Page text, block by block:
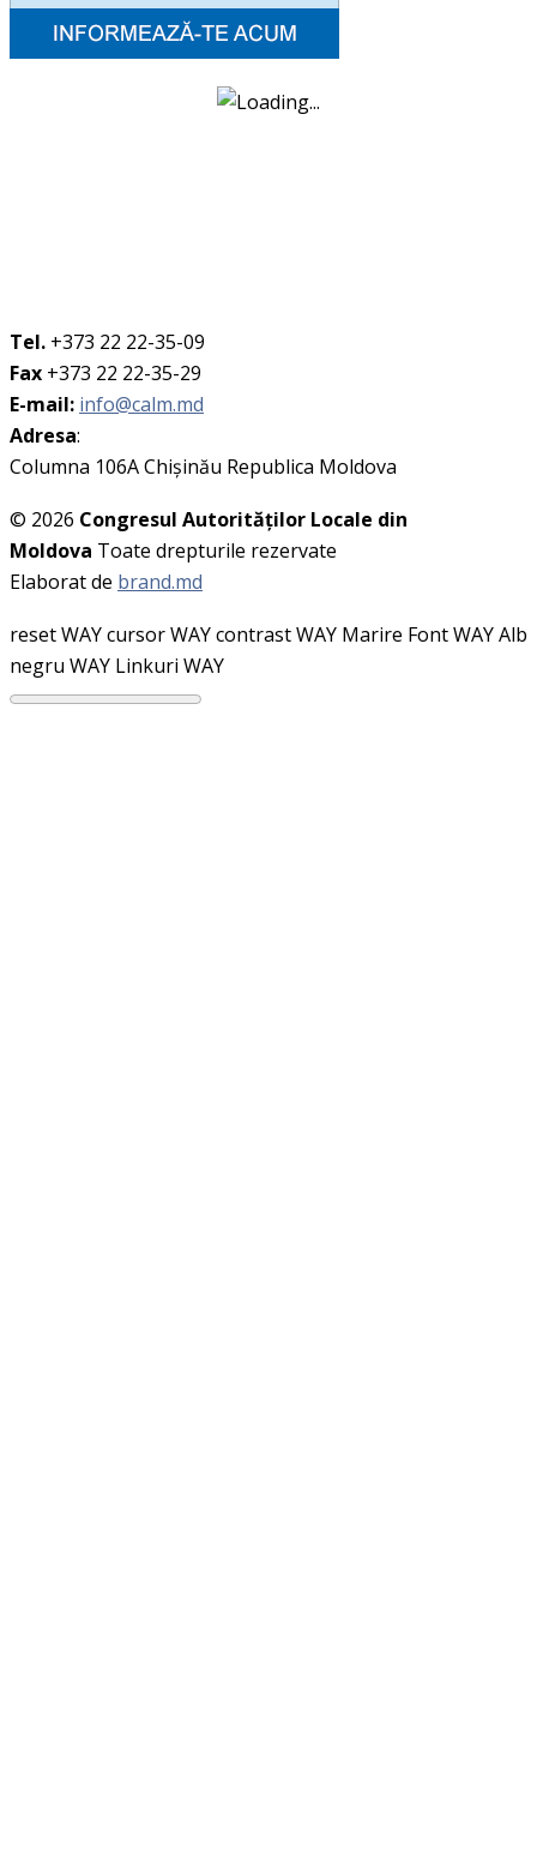
Tel. +373 22 22-35-09
Fax +373 22 22-35-29
E-mail: info@calm.md
Adresa:
Columna 106A Chişinău Republica Moldova
© 2026 Congresul Autorităţilor Locale din
Moldova Toate drepturile rezervate
Elaborat de brand.md
reset WAYcursor WAYcontrast WAY Marire Font WAYAlb
negru WAY Linkuri WAY